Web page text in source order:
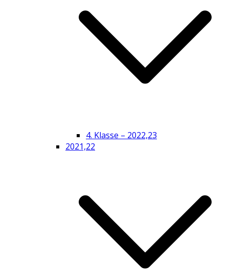
4. Klasse – 2022,23
2021,22